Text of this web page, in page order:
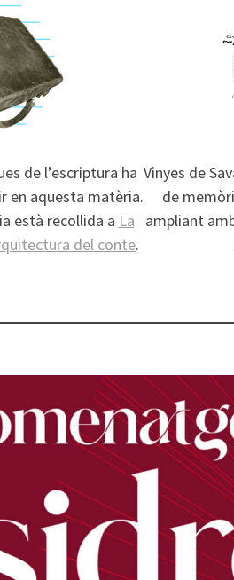
de l’escriptura ha
en aquesta matèria.
està recollida a La
del conte.
Vinyes de
de
ampliant